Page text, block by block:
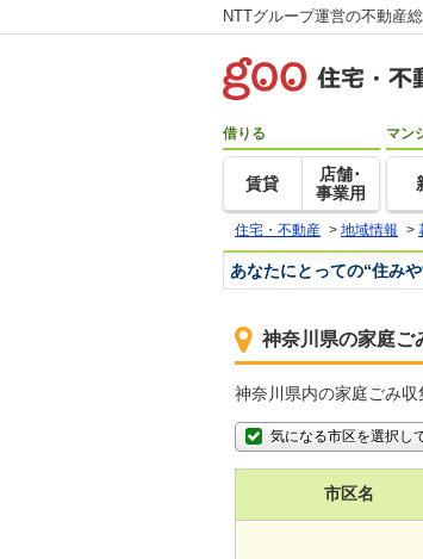
NTTグループ運営の不動産
借りる
賃貸
店舗･
事業用
マン
住宅・不動産 > 地域情報 >
あなたにとっての“住み
神奈川県の家庭ご
神奈川県内の家庭ごみ
気になる市区を選択し
市区名